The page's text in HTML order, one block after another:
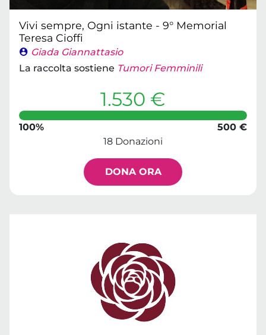
Vivi sempre, Ogni istante - 9° Memorial
Teresa Cioffi
Giada Giannattasio
La raccolta sostiene Tumori Femminili
1.530 €
100%
500 €
18 Donazioni
DONA ORA